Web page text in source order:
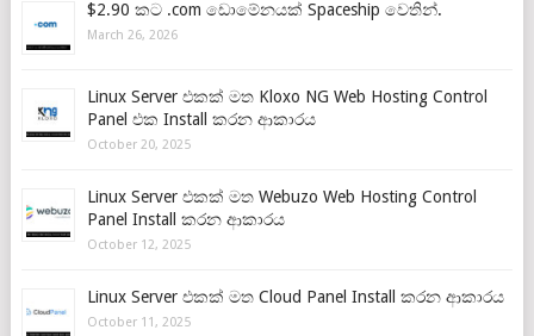
$2.90 කට .com ඩොමේනයක් Spaceship වෙතින්.
March 26, 2026
Linux Server එකක් මත Kloxo NG Web Hosting Control
Panel එක Install කරන ආකාරය
October 20, 2025
Linux Server එකක් මත Webuzo Web Hosting Control
Panel Install කරන ආකාරය
October 12, 2025
Linux Server එකක් මත Cloud Panel Install කරන ආකාරය
October 11, 2025